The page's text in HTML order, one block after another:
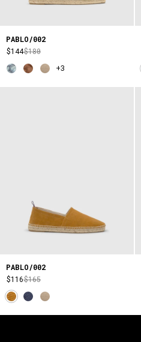
PABLO/002
$144$180
+3
PABLO/002
$116$165